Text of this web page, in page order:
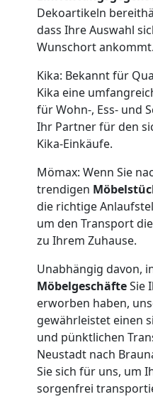
Dekoartikeln
dass Ihre Auswahl
Wunschort ankommt.
Kika: Bekannt für
Kika eine
für Wohn-, Ess- und
Ihr Partner für den
Kika-Einkäufe.
Mömax: Wenn Sie
trendigen
die richtige
um den Transport
zu Ihrem Zuhause.
Unabhängig davon,
MöbelgeschäfteSie
erworben haben,
gewährleistet einen
und pünktlichen
Neustadt nach
Sie sich für uns, um
sorgenfrei
National
Beiladung
National
Beiladung
Umzug